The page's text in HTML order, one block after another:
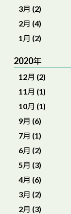
3月 (2)
2月 (4)
1月 (2)
2020年
12月 (2)
11月 (1)
10月 (1)
9月 (6)
7月 (1)
6月 (2)
5月 (3)
4月 (6)
3月 (2)
2月 (3)